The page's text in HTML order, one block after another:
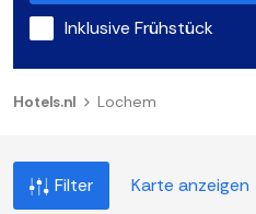
Inklusive Frühstück
Hotels.nl Lochem
Filter Karte anzeigen